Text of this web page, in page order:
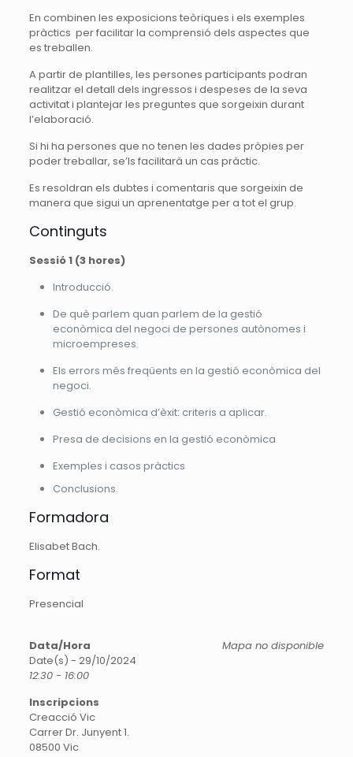
En combinen les exposicions teòriques i els exemples
pràctics per facilitar la comprensió dels aspectes que
es treballen.
A partir de plantilles, les persones participants podran
realitzar el detall dels ingressos i despeses de la seva
activitat i plantejar les preguntes que sorgeixin durant
l’elaboració.
Si hi ha persones que no tenen les dades pròpies per
poder treballar, se’ls facilitarà un cas pràctic.
Es resoldran els dubtes i comentaris que sorgeixin de
manera que sigui un aprenentatge per a tot el grup.
Continguts
Sessió 1 (3 hores)
Introducció.
De què parlem quan parlem de la gestió
econòmica del negoci de persones autònomes i
microempreses.
Els errors més freqüents en la gestió econòmica del
negoci.
Gestió econòmica d’èxit: criteris a aplicar.
Presa de decisions en la gestió econòmica
Exemples i casos pràctics
Conclusions.
Formadora
Elisabet Bach.
Format
Presencial
Mapa no disponible
Data/Hora
Date(s) - 29/10/2024
12:30 - 16:00
Inscripcions
Creacció Vic
Carrer Dr. Junyent 1.
08500 Vic